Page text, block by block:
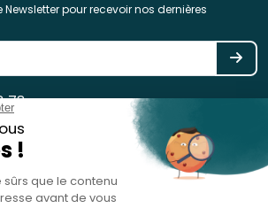
pour recevoir nos dernières
78